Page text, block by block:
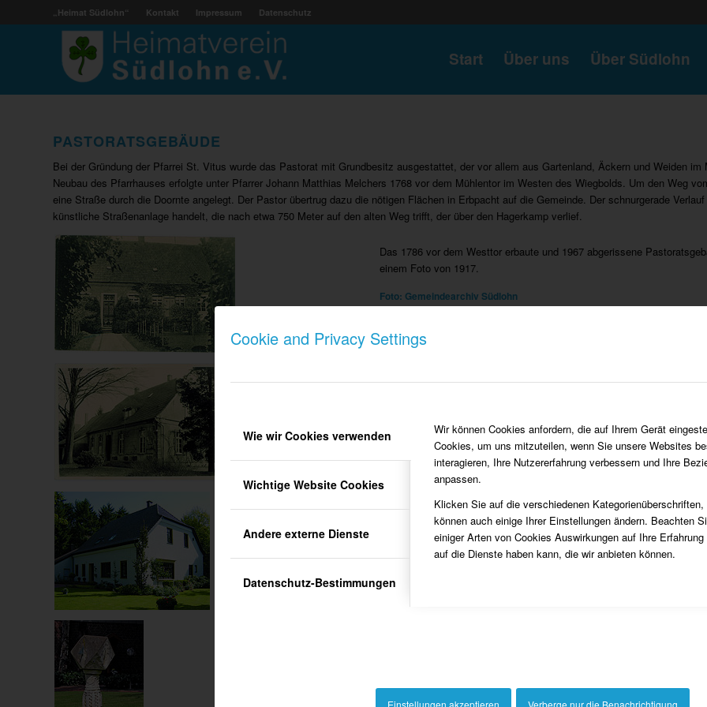
Cookie and Privacy Settings
Wie wir Cookies verwenden
Wichtige Website Cookies
Andere externe Dienste
Datenschutz-Bestimmungen
Wir können Cookies anfordern, die auf Ihrem Gerät
Cookies, um uns mitzuteilen, wenn Sie unsere Websites
interagieren, Ihre Nutzererfahrung verbessern und Ihre
anpassen.
Klicken Sie auf die verschiedenen
können auch einige Ihrer Einstellungen ändern. Beachten
einiger Arten von Cookies Auswirkungen auf Ihre
auf die Dienste haben kann, die wir anbieten können.
Einstellungen akzeptieren Verberge nur die Benachrichtigung
„Heimat Südlohn“ Kontakt Impressum Datenschutz
Start Über uns Über Südlohn
PASTORATSGEBÄUDE
Bei der Gründung der Pfarrei St. Vitus wurde das Pastorat mit Grundbesitz ausgestattet, der vor allem aus Gartenland, Äckern und Weiden
Neubau des Pfarrhauses erfolgte unter Pfarrer Johann Matthias Melchers 1768 vor dem Mühlentor im Westen des Wiegbolds. Um den Weg
eine Straße durch die Doornte angelegt. Der Pastor übertrug dazu die nötigen Flächen in Erbpacht auf die Gemeinde. Der schnurgerade
künstliche Straßenanlage handelt, die nach etwa 750 Meter auf den alten Weg trifft, der über den Hagerkamp verlief.
Das 1786 vor dem Westtor erbaute und 1967 abgerissene
einem Foto von 1917.
Foto: Gemeindearchiv Südlohn
Das Wohngebäude des Hofes Pröbsting aus dem Anfang des 18.
Foto: Gemeindearchiv Südlohn
Im Jahre 1967 bezog der neue Pfarrer Walter Winkelhues den
Umbau stammt aus dem Jahre 2006.
Foto: Ulrich Söbbing